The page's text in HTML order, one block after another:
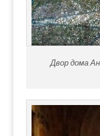
Двор дома